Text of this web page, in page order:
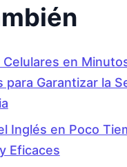
Celulares en
para Garantizar la
Inglés en Poco
Eficaces